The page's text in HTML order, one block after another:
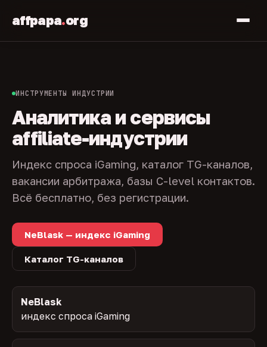
affpapa.org
ИНСТРУМЕНТЫ ИНДУСТРИИ
Аналитика и сервисы
affiliate-индустрии
Индекс спроса iGaming, каталог TG-каналов,
вакансии арбитража, базы C-level контактов.
Всё бесплатно, без регистрации.
NeBlask — индекс iGaming
Каталог TG-каналов
NeBlask
индекс спроса iGaming